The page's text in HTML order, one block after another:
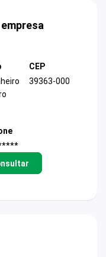
CEP
39363-000